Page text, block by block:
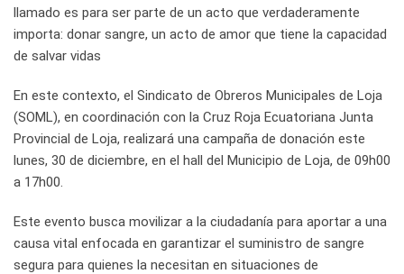
llamado es para ser parte de un acto que verdaderamente
importa: donar sangre, un acto de amor que tiene la capacidad
de salvar vidas
En este contexto, el Sindicato de Obreros Municipales de Loja
(SOML), en coordinación con la Cruz Roja Ecuatoriana Junta
Provincial de Loja, realizará una campaña de donación este
lunes, 30 de diciembre, en el hall del Municipio de Loja, de 09h00
a 17h00.
Este evento busca movilizar a la ciudadanía para aportar a una
causa vital enfocada en garantizar el suministro de sangre
segura para quienes la necesitan en situaciones de